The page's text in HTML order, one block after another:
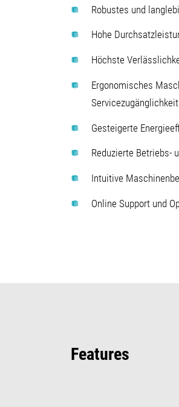
Robustes und
Hohe
Höchste
Ergonomisches
Servicezugänglichkeit
Gesteigerte
Reduzierte Betriebs-
Intuitive
Online Support und
Features